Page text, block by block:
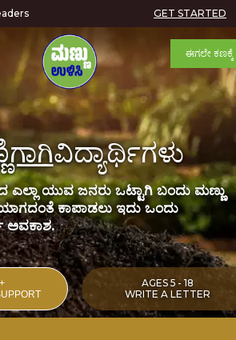
GET STARTED
ಈಗಲೇ ಕಣಕ್ಕೆ
ವಿದ್ಯಾರ್ಥಿಗಳು
ಎಲ್ಲಾ ಯುವ ಜನರು ಒಟ್ಟಾಗಿ ಬಂದು ಮಣ್ಣು
ಕಾಪಾಡಲು ಇದು ಒಂದು
ಅವಕಾಶ.
AGES 5 - 18
WRITE A LETTER
Your Support